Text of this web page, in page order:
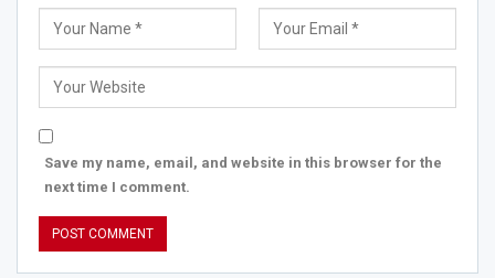
Save my name, email, and website in this browser for the
next time I comment.